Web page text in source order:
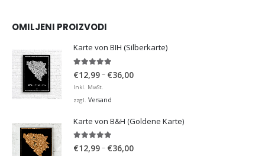
OMILJENI PROIZVODI
Karte von BIH (Silberkarte)
€12,99– €36,00Preisspanne:
Inkl. MwSt.
zzgl. Versand
Karte von B&H (Goldene Karte)
4.98von 5
€12,99– €36,00Preisspanne: